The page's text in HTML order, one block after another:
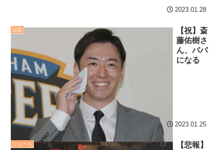
を餌に誘き出す作戦！
【画像】発達障害の子ど
もはこの絵の意味がすぐに
分からないらしい
日本が北朝鮮に辛勝し二
次予選3連勝も、海外ファン
は采配に辛辣「おそろしい
内容の後半」「今日の森保
はチキン」
に食品も水もない
代」に突入！アトラクショ
ンパスがどれもこれも1500
円の課金チケに
ンバーワンだ」 熊本地震直
後の日本の対応のスピード
に世界が衝撃
【第7話予告】水10ドラ
マ『ラムネモンキー』 トレ
2023.01.28
話題
【祝】斎
藤佑樹さ
ん、パパ
になる
2023.01.25
ニュース
【悲報】